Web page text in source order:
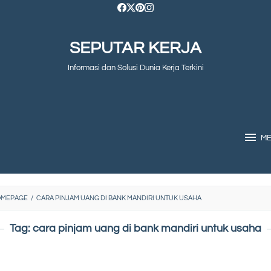
SEPUTAR KERJA
Informasi dan Solusi Dunia Kerja Terkini
/ CARA PINJAM UANG DI BANK MANDIRI UNTUK USAHA
Tag: cara pinjam uang di bank mandiri untuk usaha